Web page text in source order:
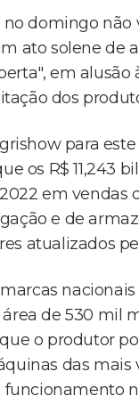
no domingo não
ato solene de
em alusão
dos
para este
os R$ 11,243
em vendas
e de
atualizados
de 530 mil
o produtor
das mais
funcionamento